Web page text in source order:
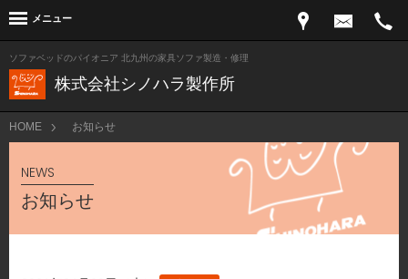
株式会社シノハラ製作所
ソファベッドのパイオニア 北九州の家具ソファ製造・修理
メニュー
HOME お知らせ
NEWS
お知らせ